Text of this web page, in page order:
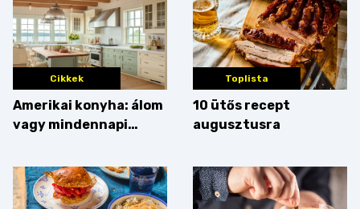
Cikkek
Amerikai konyha: álom
vagy mindennapi
az érveket
Toplista
10 ütős recept
augusztusra